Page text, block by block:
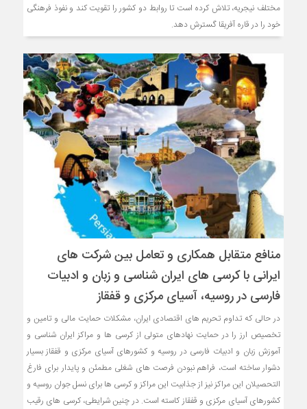
مختلف نیجریه، تلاش کرده است تا روابط دو کشور را تقویت کند و نفوذ فرهنگی
خود را در قاره آفریقا گسترش دهد.
منافع متقابل همکاری و تعامل بین شرکت ‌های
ایرانی با کرسی ‌های ایران شناسی و زبان و ادبیات
فارسی در روسیه، آسیای مرکزی و قفقاز
در حالی که تداوم تحریم های اقتصادی ایران، مشکلات حمایت مالی و تامین و
تخصیص ارز را در حمایت نهادهای متولی از کرسی ها و مراکز ایران شناسی و
آموزش زبان و ادبیات فارسی در روسیه و کشورهای آسیای مرکزی و قفقاز بسیار
دشوار ساخته است، فراهم نبودن فرصت های شغلی مطمئن و پایدار برای فارغ
التحصیلان این مراکز نیز از جذابیت این مراکز و کرسی ها برای نسل جوان روسیه و
کشورهای آسیای مرکزی و قفقاز کاسته است. در چنین شرایطی، کرسی های رقیب